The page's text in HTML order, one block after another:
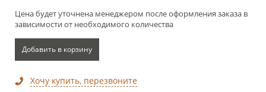
Цена будет уточнена менеджером после оформления заказа в
зависимости от необходимого количества
Добавить в корзину
Хочу купить, перезвоните